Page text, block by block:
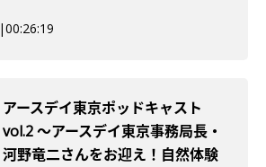
|00:26:19
アースデイ東京ポッドキャスト
vol.2 〜アースデイ東京事務局長・
河野竜二さんをお迎え！自然体験